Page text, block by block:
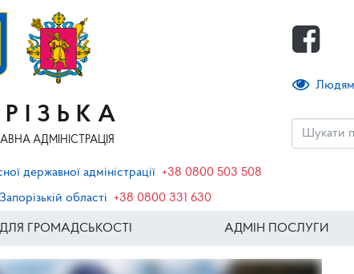
АДМІНІСТРАЦІЯ
Людям
державної адміністрації +38 0800 503 508
області
+38 0800 331 630
ДЛЯ ГРОМАДСЬКОСТІ АДМІН ПОСЛУГИ